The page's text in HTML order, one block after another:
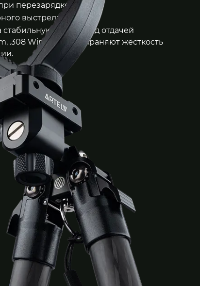
перезарядке
выстрела
работу под отдачей
.308 Win и др.) и сохраняют жёсткость